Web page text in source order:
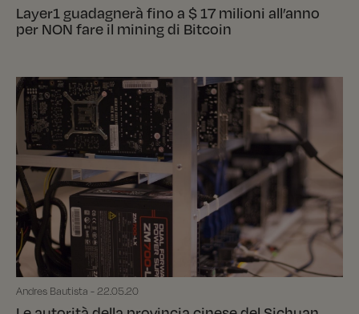
Layer1 guadagnerà fino a $ 17 milioni all’anno
per NON fare il mining di Bitcoin
Andres Bautista - 22.05.20